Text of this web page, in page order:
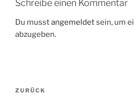
Schreibe einen Kommentar
Du musstangemeldetsein, um
abzugeben.
Beitragsnavigation
Vorheriger
ZURÜCK